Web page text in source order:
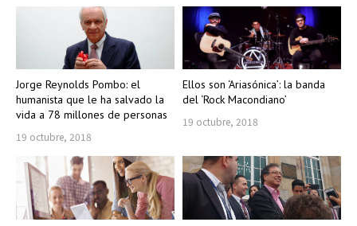
Jorge Reynolds Pombo: el
humanista que le ha salvado la
vida a 78 millones de personas
19 octubre, 2018
Ellos son ‘Ariasónica’: la banda
del ‘Rock Macondiano’
19 octubre, 2018